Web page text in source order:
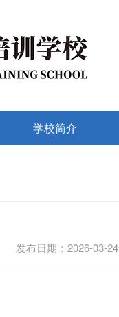
学校简介
发布日期：2026-03-24